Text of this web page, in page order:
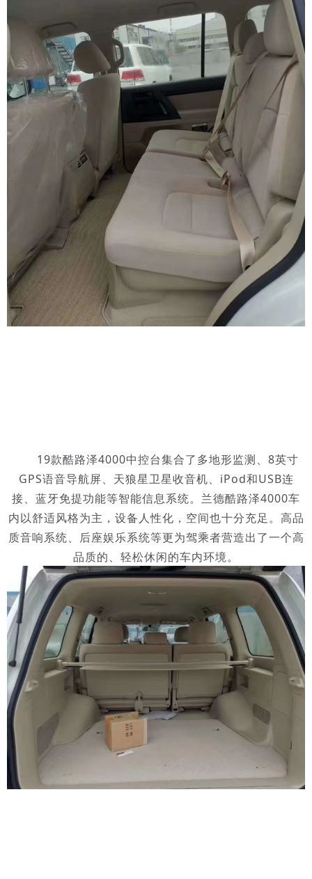
19款酷路泽4000中控台集合了多地形监测、8英寸
GPS语音导航屏、天狼星卫星收音机、iPod和USB连
接、蓝牙免提功能等智能信息系统。兰德酷路泽4000车
内以舒适风格为主，设备人性化，空间也十分充足。高品
质音响系统、后座娱乐系统等更为驾乘者营造出了一个高
品质的、轻松休闲的车内环境。